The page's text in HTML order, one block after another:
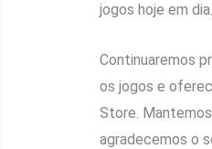
jogos hoje em dia.
Continuaremos
os jogos e
Store.
agradecemos o